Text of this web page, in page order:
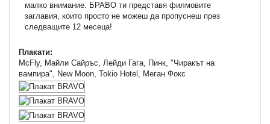
малко внимание. БРАВО ти представя филмовите
заглавия, които просто не можеш да пропуснеш през
следващите 12 месеца!
Плакати:
McFly, Майли Сайръс, Лейди Гага, Пинк, "Чиракът на
вампира", New Moon, Tokio Hotel, Меган Фокс